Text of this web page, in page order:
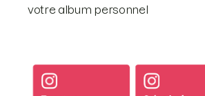
votre album personnel